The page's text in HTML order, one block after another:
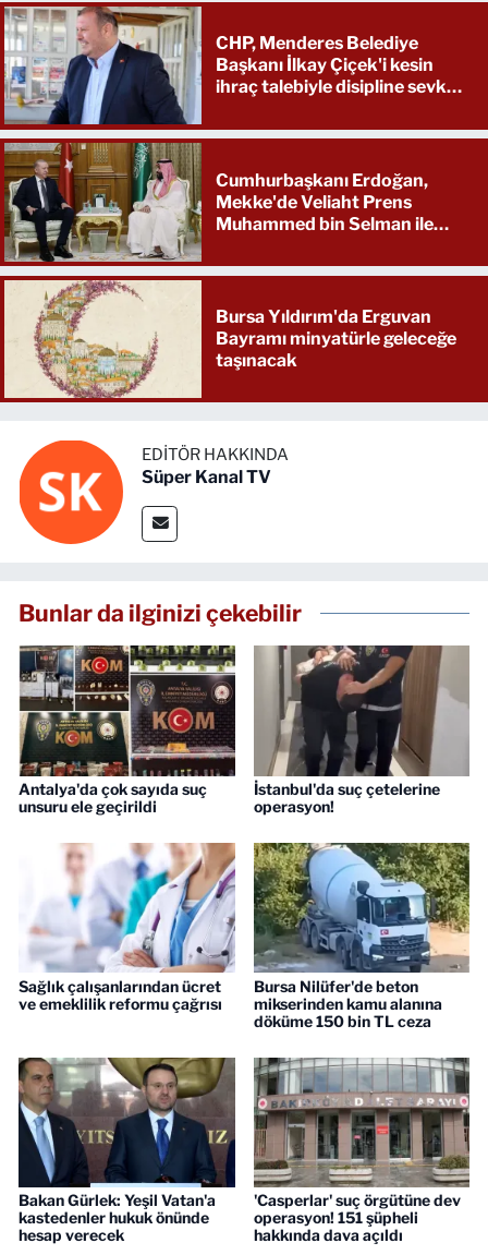
CHP, Menderes Belediye
Başkanı İlkay Çiçek'i kesin
ihraç talebiyle disipline sevk
Cumhurbaşkanı Erdoğan,
Mekke'de Veliaht Prens
Muhammed bin Selman ile
Bursa Yıldırım'da Erguvan
Bayramı minyatürle geleceğe
taşınacak
EDITÖR HAKKINDA
Süper Kanal TV
Bunlar da ilginizi çekebilir
Antalya'da çok sayıda suç
unsuru ele geçirildi
İstanbul'da suç çetelerine
operasyon!
Sağlık çalışanlarından ücret
ve emeklilik reformu çağrısı
Bursa Nilüfer'de beton
mikserinden kamu alanına
döküme 150 bin TL ceza
Bakan Gürlek: Yeşil Vatan'a
kastedenler hukuk önünde
hesap verecek
'Casperlar' suç örgütüne dev
operasyon! 151 şüpheli
hakkında dava açıldı